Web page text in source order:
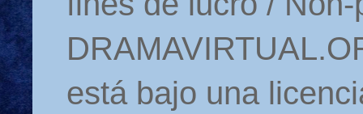
está bajo una